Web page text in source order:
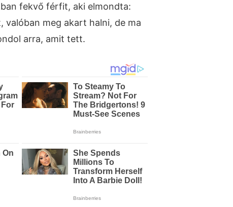
fekvő férfit, aki elmondta:
valóban meg akart halni, de ma
arra, amit tett.